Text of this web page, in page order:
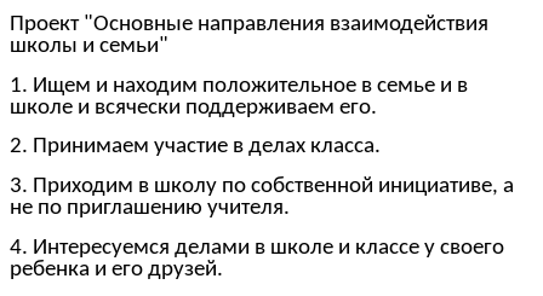
Проект "Основные направления взаимодействия
школы и семьи"
1. Ищем и находим положительное в семье и в
школе и всячески поддерживаем его.
2. Принимаем участие в делах класса.
3. Приходим в школу по собственной инициативе, а
не по приглашению учителя.
4. Интересуемся делами в школе и классе у своего
ребенка и его друзей.